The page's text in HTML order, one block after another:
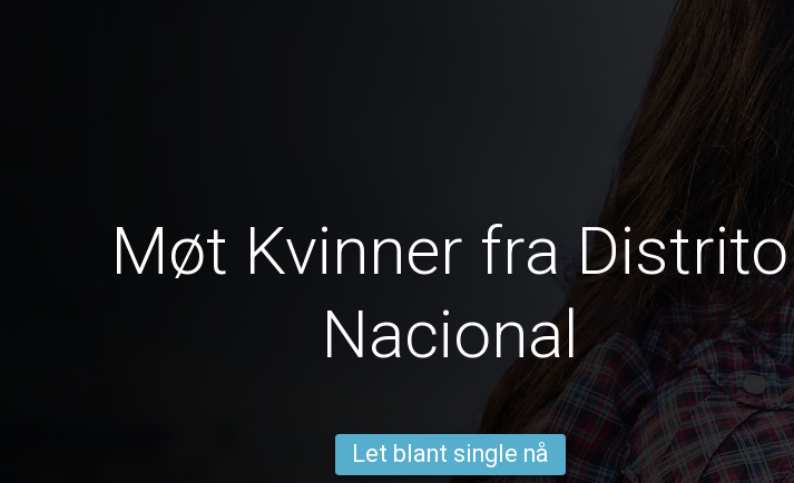
Møt Kvinner fra Distrito
Nacional
Let blant single nå